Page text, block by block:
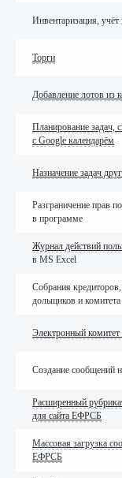
Инвентаризация,
Торги
Добавление лотов из
Планирование задач,
с Google календарём
Назначение задач
Разграничение прав
в программе
Журнал действий
в MS Excel
Собрания
дольщиков и
Электронный комитет
Создание сообщений
Расширенный
для сайта ЕФРСБ
Массовая загрузка
ЕФРСБ